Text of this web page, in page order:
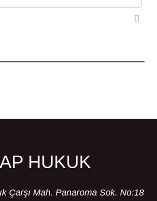
AP HUKUK
Çarşı Mah. Panaroma Sok. No:18